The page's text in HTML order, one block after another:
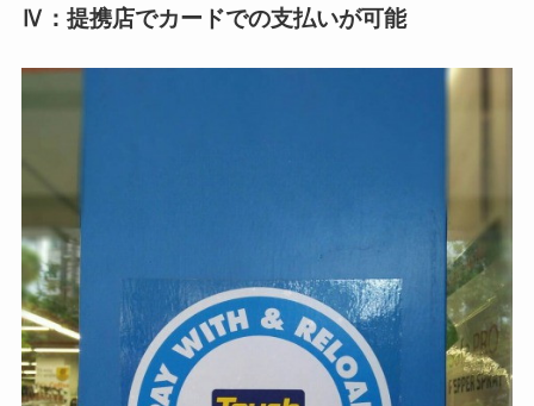
Ⅳ：提携店でカードでの支払いが可能